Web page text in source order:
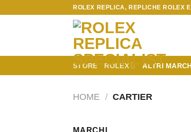
ROLEX REPLICA, REPLICHE ROLEX
STORE ROLEX ALTRI
HOME / CARTIER
MARCHI